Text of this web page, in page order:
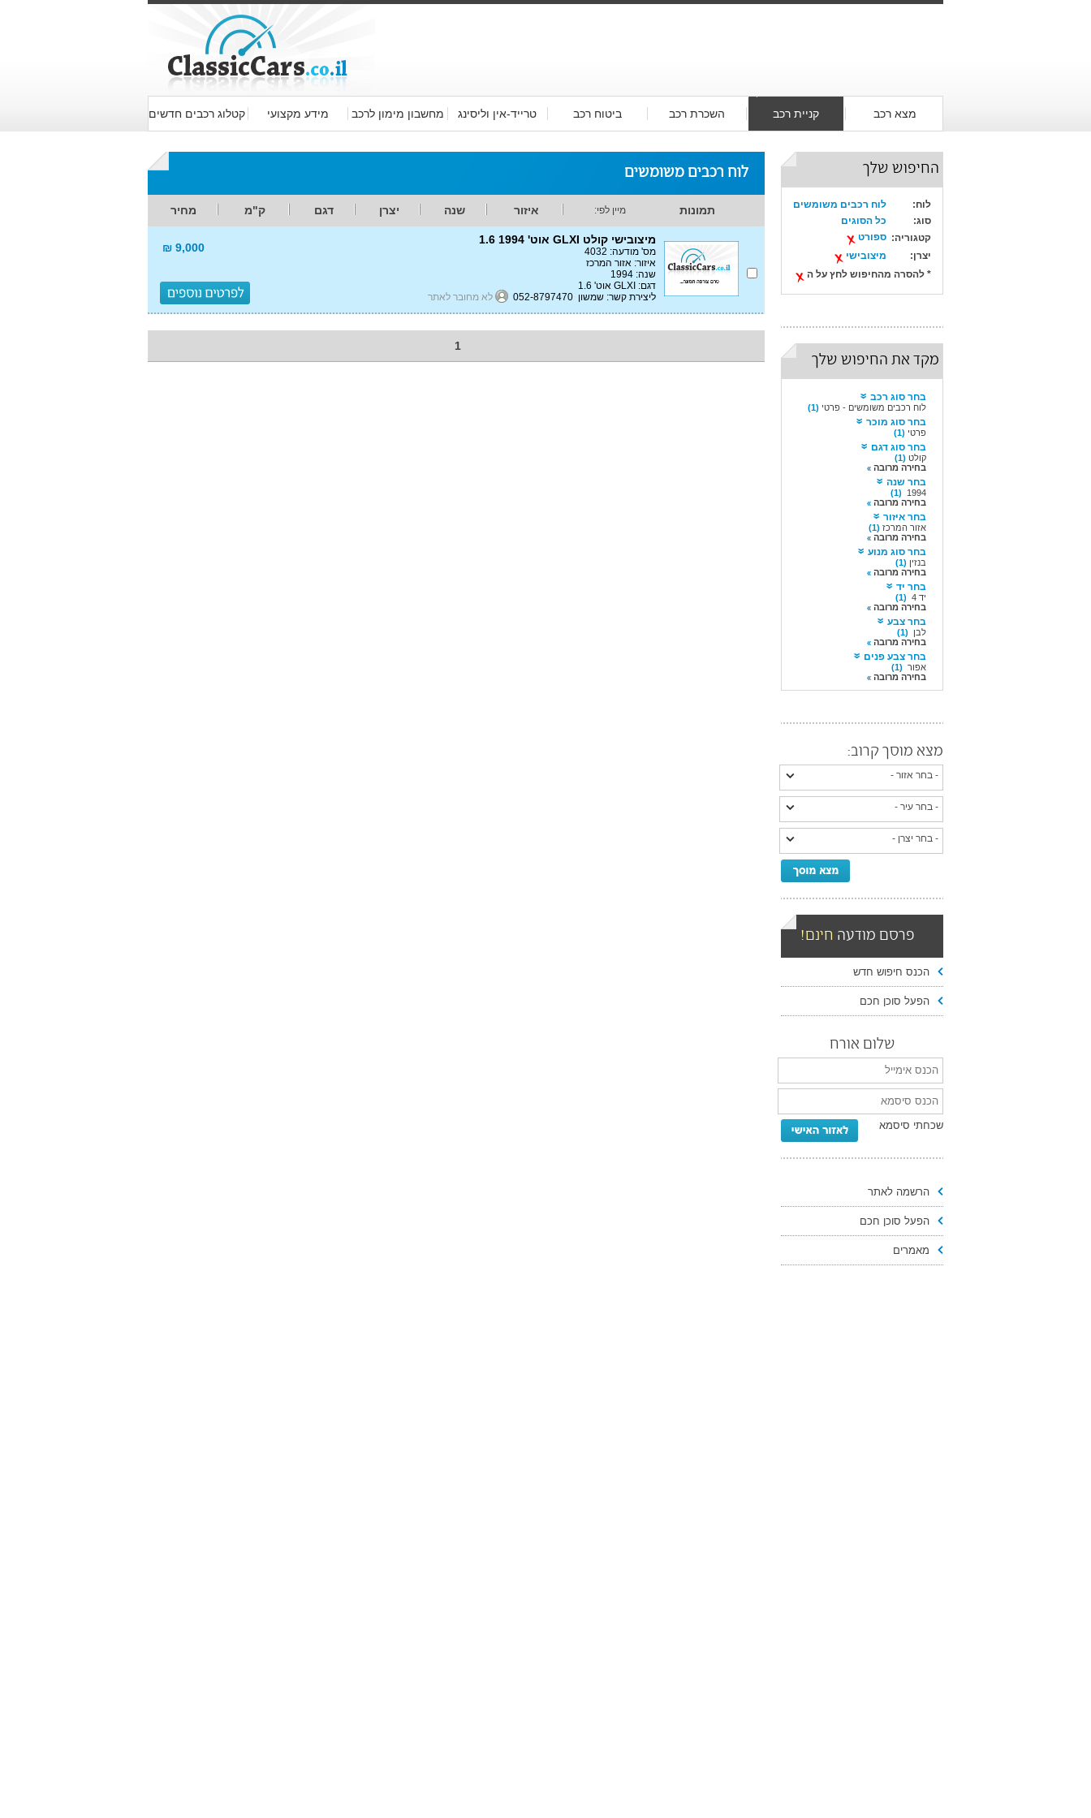
מצא רכב קניית רכב השכרת רכב ביטוח רכב טרייד-אין וליסינג מחשבון מימון לרכב מידע מקצועי קטלוג רכבים חדשים
החיפוש שלך
לוח:
לוח רכבים משומשים
סוג:
כל הסוגים
קטגוריה: ספורט
יצרן:
מיצובישי
* להסרה מהחיפוש לחץ על ה
מקד את החיפוש שלך
בחר סוג רכב
לוח רכבים משומשים - פרטי (1)
בחר סוג מוכר
פרטי (1)
בחר סוג דגם
קולט (1)
בחירה מרובה
בחר שנה
1994
(1)
בחירה מרובה
בחר איזור
אזור המרכז (1)
בחירה מרובה
בחר סוג מנוע
בנזין (1)
בחירה מרובה
בחר יד
יד 4
(1)
בחירה מרובה
בחר צבע
לבן (1)
בחירה מרובה
בחר צבע פנים
אפור (1)
בחירה מרובה
מצא מוסך קרוב:
פרסם מודעה חינם!
הכנס חיפוש חדש
הפעל סוכן חכם
שלום אורח
שכחתי סיסמא
הרשמה לאתר
הפעל סוכן חכם
מאמרים
לוח רכבים משומשים
תמונות מיין לפי: איזור שנה יצרן דגם ק"מ מחיר
מיצובישי קולט GLXI אוט' 1.6 1994
מס' מודעה: 4032
איזור: אזור המרכז
שנה: 1994
דגם: GLXI אוט' 1.6
ליצירת קשר: שמשון 052-8797470
לא מחובר לאתר
9,000 ₪
1